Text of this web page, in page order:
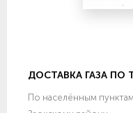
ДОСТАВКА ГАЗА ПО
По населённым пунктам